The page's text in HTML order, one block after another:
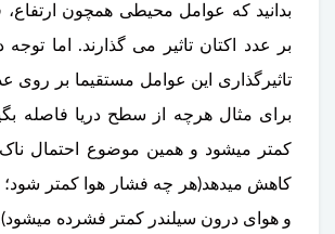
بدانید که عوامل محیطی همچون ارتفاع،
بر عدد اکتان تاثیر می گذارند. اما توجه
تاثیرگذاری این عوامل مستقیما بر روی
برای مثال هرچه از سطح دریا فاصله
کمتر میشود و همین موضوع احتمال ناک
کاهش میدهد(هر چه فشار هوا کمتر
و هوای درون سیلندر کمتر فشرده